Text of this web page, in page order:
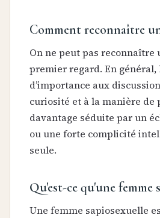
Comment reconnaître
On ne peut pas reconnaître
premier regard. En
d’importance aux
curiosité et à la manière de
davantage séduite par un
ou une forte complicité
seule.
Qu'est-ce qu'une femme
Une femme sapiosexuelle